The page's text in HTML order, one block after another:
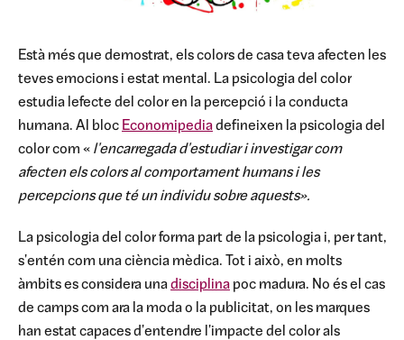
Està més que demostrat, els colors de casa teva afecten les
teves emocions i estat mental. La psicologia del color
estudia lefecte del color en la percepció i la conducta
humana. Al bloc Economipediadefineixen la psicologia del
color com « l'encarregada d'estudiar i investigar com
afecten els colors al comportament humans i les
percepcions que té un individu sobre aquests».
La psicologia del color forma part de la psicologia i, per tant,
s'entén com una ciència mèdica. Tot i això, en molts
àmbits es considera unadisciplina poc madura. No és el cas
de camps com ara la moda o la publicitat, on les marques
han estat capaces d'entendre l'impacte del color als